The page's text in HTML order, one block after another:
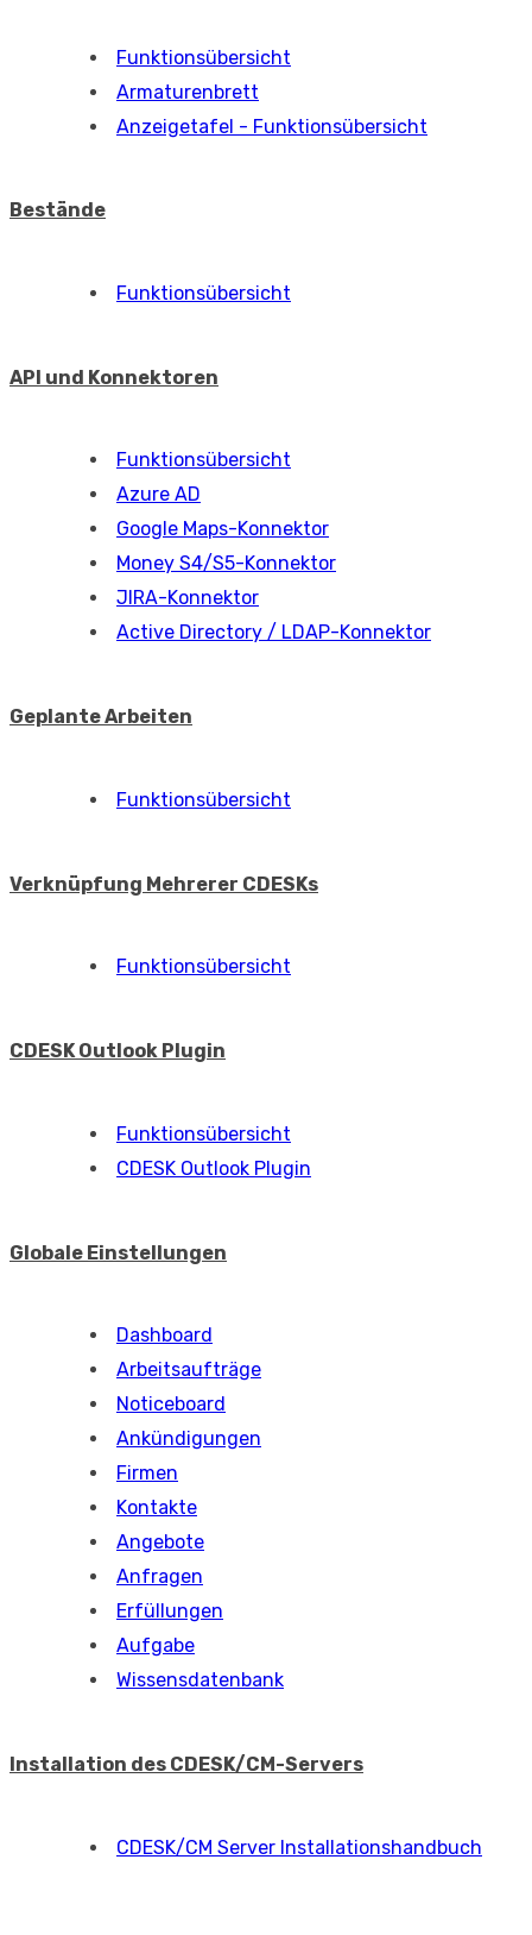
Funktionsübersicht
Armaturenbrett
Anzeigetafel - Funktionsübersicht
Bestände
Funktionsübersicht
API und Konnektoren
Funktionsübersicht
Azure AD
Google Maps-Konnektor
Money S4/S5-Konnektor
JIRA-Konnektor
Active Directory / LDAP-Konnektor
Geplante Arbeiten
Funktionsübersicht
Verknüpfung Mehrerer CDESKs
Funktionsübersicht
CDESK Outlook Plugin
Funktionsübersicht
CDESK Outlook Plugin
Globale Einstellungen
Dashboard
Arbeitsaufträge
Noticeboard
Ankündigungen
Firmen
Kontakte
Angebote
Anfragen
Erfüllungen
Aufgabe
Wissensdatenbank
Installation des CDESK/CM-Servers
CDESK/CM Server Installationshandbuch